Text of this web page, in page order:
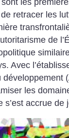
sont les
retracer les
de
Avec
développement
les
s’est accrue de